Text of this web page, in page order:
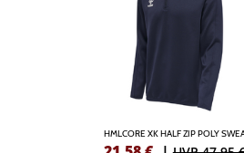
HMLCORE XK HALF ZIP POLY